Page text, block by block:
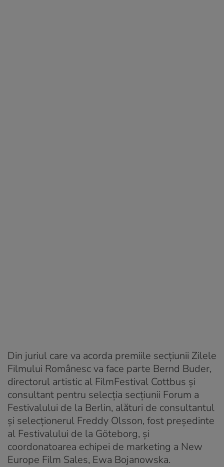
Din juriul care va acorda premiile secțiunii Zilele
Filmului Românesc va face parte Bernd Buder,
directorul artistic al FilmFestival Cottbus și
consultant pentru selecția secţiunii Forum a
Festivalului de la Berlin, alături de consultantul
și selecționerul Freddy Olsson, fost președinte
al Festivalului de la Göteborg, și
coordonatoarea echipei de marketing a New
Europe Film Sales, Ewa Bojanowska.